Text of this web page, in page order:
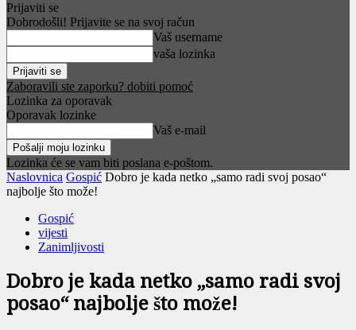
Prijaviti se
Dobrodošli! Prijavite se na svoj račun
Vaš username
vaša lozinka
Zaboravili ste zaporku? dobiti pomoć
Lozinka za oporavak
Oporavak lozinke
Vaš e-mail
Lozinka će se vam biti poslana e-poštom.
Naslovnica Gospić Dobro je kada netko „samo radi svoj posao“
najbolje što može!
Gospić
vijesti
Zanimljivosti
Dobro je kada netko „samo radi svoj
posao“ najbolje što može!